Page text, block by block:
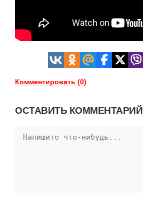
Комментировать (0)
ОСТАВИТЬ КОММЕНТАРИЙ